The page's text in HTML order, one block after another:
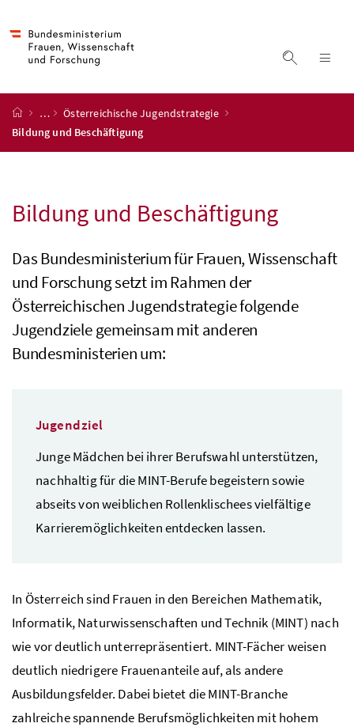
Suche
Startseite
…
Österreichische Jugendstrategie
Bildung und Beschäftigung
Bildung und Beschäftigung
Das Bundesministerium für Frauen, Wissenschaft
und Forschung setzt im Rahmen der
Österreichischen Jugendstrategie folgende
Jugendziele gemeinsam mit anderen
Bundesministerien um:
Jugendziel
Junge Mädchen bei ihrer Berufswahl unterstützen,
nachhaltig für dieMINT-Berufe begeistern sowie
abseits von weiblichen Rollenklischees vielfältige
Karrieremöglichkeiten entdecken lassen.
In Österreich sind Frauen in den Bereichen Mathematik,
Informatik, Naturwissenschaften und Technik (MINT) nach
wie vor deutlich unterrepräsentiert. MINT-Fächer weisen
deutlich niedrigere Frauenanteile auf, als andere
Ausbildungsfelder. Dabei bietet dieMINT-Branche
zahlreiche spannende Berufsmöglichkeiten mit hohem